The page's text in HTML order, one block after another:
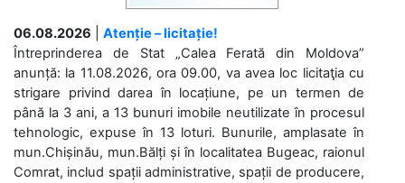
06.08.2026
Atenție – licitație!
Întreprinderea de Stat „Calea Ferată din Moldova”
anunță: la 11.08.2026, ora 09.00, va avea loc licitaţia cu
strigare privind darea în locațiune, pe un termen de
până la 3 ani, a 13 bunuri imobile neutilizate în procesul
tehnologic, expuse în 13 loturi. Bunurile, amplasate în
mun.Chișinău, mun.Bălți și în localitatea Bugeac, raionul
Comrat, includ spații administrative, spații de producere,